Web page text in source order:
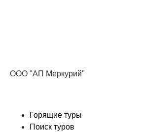
ООО "АП Меркурий"
Горящие туры
Поиск туров